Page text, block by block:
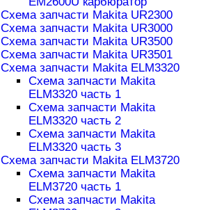
Схема запчасти Makita UR2300
Схема запчасти Makita UR3000
Схема запчасти Makita UR3500
Схема запчасти Makita UR3501
Схема запчасти Makita ELM3320
Схема запчасти Makita
ELM3320 часть 1
Схема запчасти Makita
ELM3320 часть 2
Схема запчасти Makita
ELM3320 часть 3
Схема запчасти Makita ELM3720
Схема запчасти Makita
ELM3720 часть 1
Схема запчасти Makita